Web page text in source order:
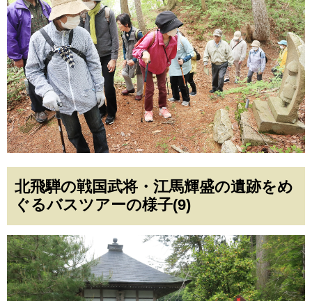
北飛騨の戦国武将・江馬輝盛の遺跡をめ
ぐるバスツアーの様子(9)